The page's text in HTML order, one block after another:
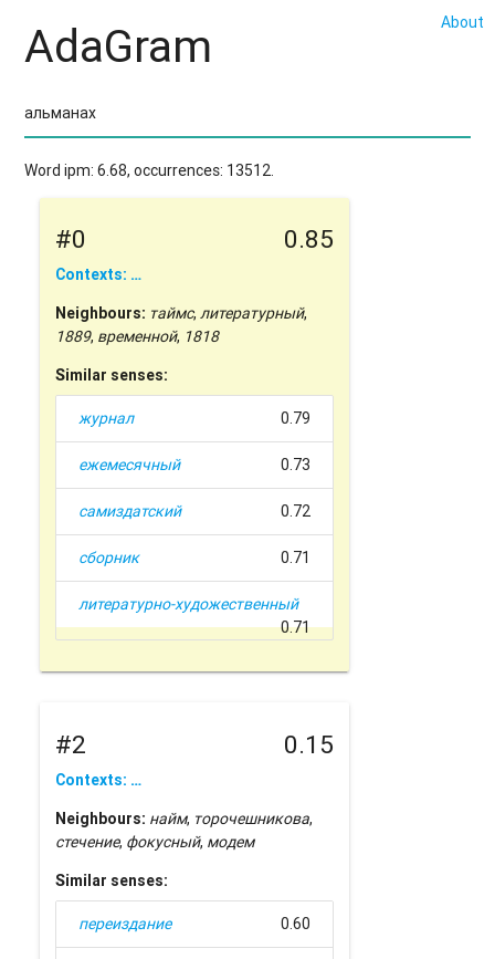
About
AdaGram
Word ipm: 6.68, occurrences: 13512.
#0 0.85
Contexts: …
Neighbours: таймс,литературный,
1889, временной, 1818
Similar senses:
журнал 0.79
ежемесячный 0.73
самиздатский 0.72
сборник 0.71
литературно-художественный
0.71
#2 0.15
Contexts: …
Neighbours: найм, торочешникова,
стечение, фокусный, модем
Similar senses:
переиздание 0.60